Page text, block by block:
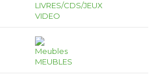
LIVRES/CDS/JEUX
VIDEO
MEUBLES